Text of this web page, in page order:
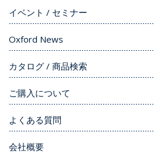
イベント / セミナー
Oxford News
カタログ / 商品検索
ご購入について
よくある質問
会社概要